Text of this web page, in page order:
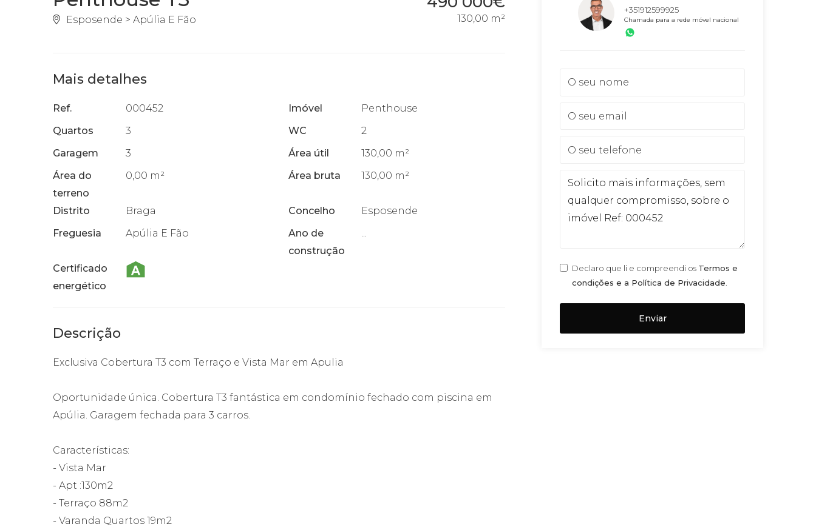
Esposende > Apúlia E Fão 130,00 m²
Mais detalhes
Ref. 000452 Imóvel
Penthouse
Quartos
3 WC
2
Garagem
3 Área útil
130,00 m²
Área do
terreno
0,00 m² Área bruta 130,00 m²
Distrito Braga Concelho
Esposende
Freguesia
Apúlia E Fão
Ano de
construção
Certificado
energético
Descrição
Exclusiva Cobertura T3 com Terraço e Vista Mar em Apulia
Oportunidade única. Cobertura T3 fantástica em condomínio fechado com piscina em
Apúlia. Garagem fechada para 3 carros.
Características:
- Vista Mar
- Apt :130m2
- Terraço 88m2
- Varanda Quartos 19m2
+351912599925
Chamada para a rede móvel nacional
Declaro que li e compreendi os Termos e
condições e a Política de Privacidade
Enviar